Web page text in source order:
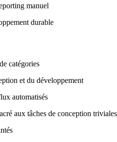
manuel
durable
catégories
et du développement
automatisés
aux tâches de conception triviales